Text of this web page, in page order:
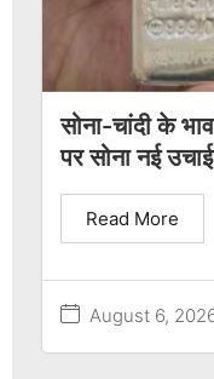
सोना-चांदी के
पर सोना नई
August 6,
Read More